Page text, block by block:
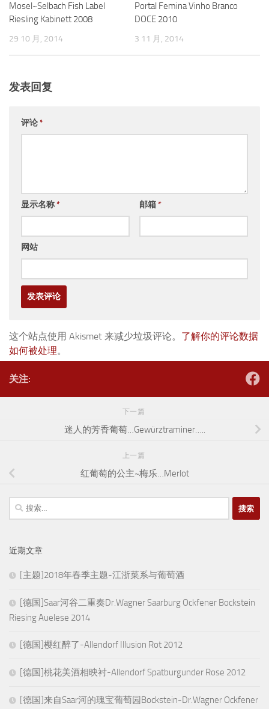
Mosel~Selbach Fish Label
Riesling Kabinett 2008
29 10 月, 2014
Portal Femina Vinho Branco
DOCE 2010
3 11 月, 2014
发表回复
评论*
显示名称* 邮箱*
网站
这个站点使用 Akismet 来减少垃圾评论。 了解你的评论数据
如何被处理。
关注:
下一篇
迷人的芳香葡萄…Gewürztraminer…..
上一篇
红葡萄的公主~梅乐…Merlot
搜
索：
近期文章
[主题]2018年春季主题-江浙菜系与葡萄酒
[德国]Saar河谷二重奏Dr.Wagner Saarburg Ockfener Bockstein
Riesing Auelese 2014
[德国]樱红醉了-Allendorf Illusion Rot 2012
[德国]桃花美酒相映衬-Allendorf Spatburgunder Rose 2012
[德国]来自Saar河的瑰宝葡萄园Bockstein-Dr.Wagner Ockfener